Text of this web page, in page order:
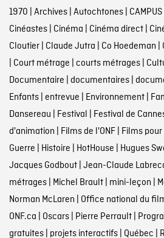
1970 | Archives| Autochtones| CAMPUS
Cinéastes| Cinéma | Cinéma direct|
Cloutier| Claude Jutra | Co Hoedeman |
| Court métrage | courts métrages|
Documentaire | documentaires|
Enfants| entrevue | Environnement|
Dansereau | Festival | Festival de
d'animation | Films de l'ONF| Films
Guerre | Histoire | HotHouse | Hugues
Jacques Godbout| Jean-Claude
métrages| Michel Brault| mini-leçon |
Norman McLaren | Office national du
ONF.ca | Oscars| Pierre Perrault|
gratuites| projets interactifs| Québec |